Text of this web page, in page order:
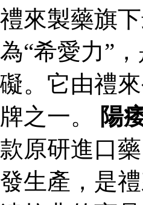
禮來製藥旗
為“希愛力”
礙。它由禮
牌之一。
陽
款原研進口
發生產，是